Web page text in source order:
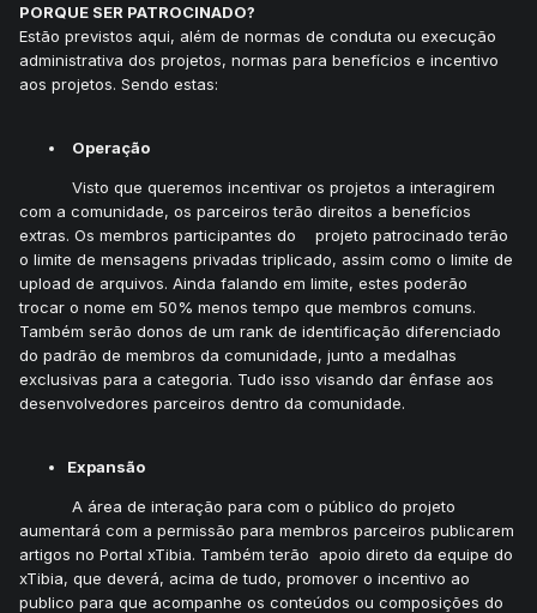
PORQUE SER PATROCINADO?
Estão previstos aqui, além de normas de conduta ou execução
administrativa dos projetos, normas para benefícios e incentivo
aos projetos. Sendo estas:
Operação
Visto que queremos incentivar os projetos a interagirem
com a comunidade, os parceiros terão direitos a benefícios
extras. Os membros participantes do projeto patrocinado terão
o limite de mensagens privadas triplicado, assim como o limite de
upload de arquivos. Ainda falando em limite, estes poderão
trocar o nome em 50% menos tempo que membros comuns.
Também serão donos de um rank de identificação diferenciado
do padrão de membros da comunidade, junto a medalhas
exclusivas para a categoria. Tudo isso visando dar ênfase aos
desenvolvedores parceiros dentro da comunidade.
Expansão
A área de interação para com o público do projeto
aumentará com a permissão para membros parceiros publicarem
artigos no Portal xTibia. Também terão apoio direto da equipe do
xTibia, que deverá, acima de tudo, promover o incentivo ao
publico para que acompanhe os conteúdos ou composições do